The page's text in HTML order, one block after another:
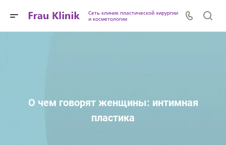
Сеть клиник пластической хирургии
и косметологии
О чем говорят женщины: интимная
пластика